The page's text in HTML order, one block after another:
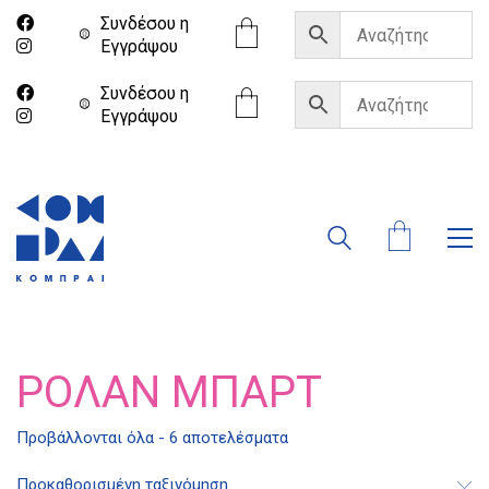
Συνδέσου η
Eγγράψου
Συνδέσου η
Eγγράψου
ΡΟΛΆΝ ΜΠΑΡΤ
Προβάλλονται όλα - 6 αποτελέσματα
Προκαθορισμένη ταξινόμηση